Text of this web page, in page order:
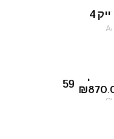
4
AF
₪
59
AF